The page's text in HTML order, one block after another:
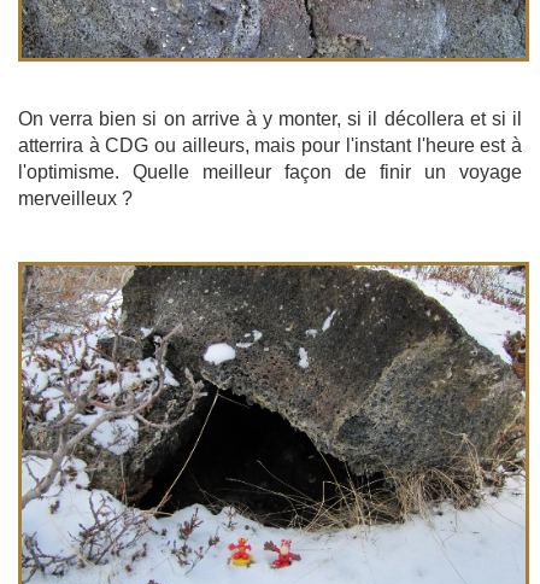
On verra bien si on arrive à y monter, si il décollera et si il
atterrira à CDG ou ailleurs, mais pour l'instant l'heure est à
l'optimisme. Quelle meilleur façon de finir un voyage
merveilleux ?